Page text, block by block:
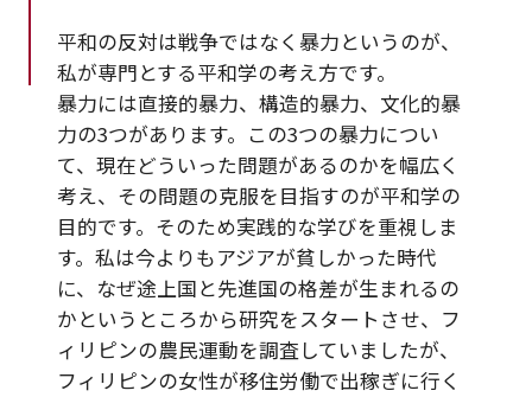
平和の反対は戦争ではなく暴力というのが、
私が専門とする平和学の考え方です。
暴力には直接的暴力、構造的暴力、文化的暴
力の3つがあります。この3つの暴力につい
て、現在どういった問題があるのかを幅広く
考え、その問題の克服を目指すのが平和学の
目的です。そのため実践的な学びを重視しま
す。私は今よりもアジアが貧しかった時代
に、なぜ途上国と先進国の格差が生まれるの
かというところから研究をスタートさせ、フ
ィリピンの農民運動を調査していましたが、
フィリピンの女性が移住労働で出稼ぎに行く